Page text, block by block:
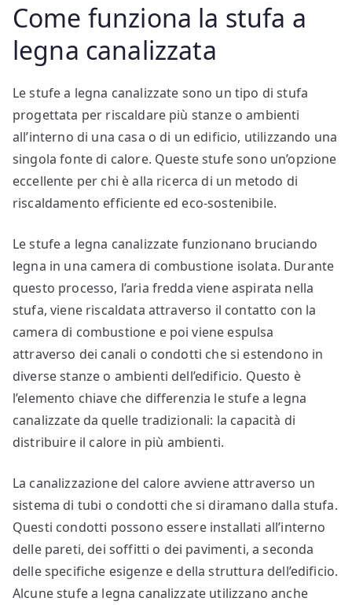
Come funziona la stufa a
legna canalizzata
Le stufe a legna canalizzate sono un tipo di stufa
progettata per riscaldare più stanze o ambienti
all’interno di una casa o di un edificio, utilizzando una
singola fonte di calore. Queste stufe sono un’opzione
eccellente per chi è alla ricerca di un metodo di
riscaldamento efficiente ed eco-sostenibile.
Le stufe a legna canalizzate funzionano bruciando
legna in una camera di combustione isolata. Durante
questo processo, l’aria fredda viene aspirata nella
stufa, viene riscaldata attraverso il contatto con la
camera di combustione e poi viene espulsa
attraverso dei canali o condotti che si estendono in
diverse stanze o ambienti dell’edificio. Questo è
l’elemento chiave che differenzia le stufe a legna
canalizzate da quelle tradizionali: la capacità di
distribuire il calore in più ambienti.
La canalizzazione del calore avviene attraverso un
sistema di tubi o condotti che si diramano dalla stufa.
Questi condotti possono essere installati all’interno
delle pareti, dei soffitti o dei pavimenti, a seconda
delle specifiche esigenze e della struttura dell’edificio.
Alcune stufe a legna canalizzate utilizzano anche